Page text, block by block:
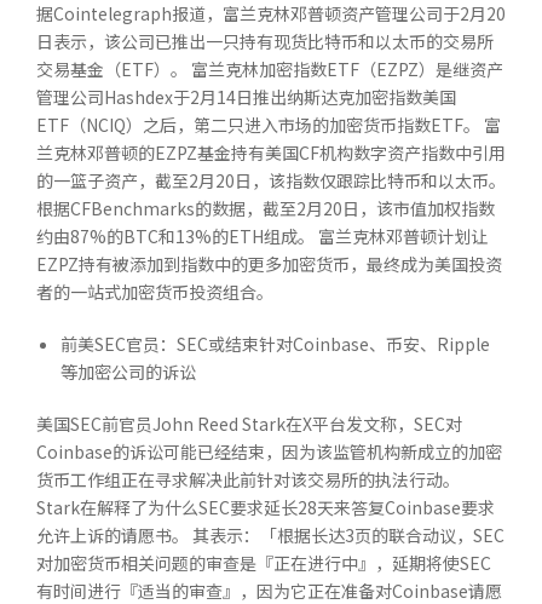
据Cointelegraph报道，富兰克林邓普顿资产管理公司于2月20
日表示，该公司已推出一只持有现货比特币和以太币的交易所
交易基金（ETF）。 富兰克林加密指数ETF（EZPZ）是继资产
管理公司Hashdex于2月14日推出纳斯达克加密指数美国
ETF（NCIQ）之后，第二只进入市场的加密货币指数ETF。 富
兰克林邓普顿的EZPZ基金持有美国CF机构数字资产指数中引用
的一篮子资产，截至2月20日，该指数仅跟踪比特币和以太币。
根据CFBenchmarks的数据，截至2月20日，该市值加权指数
约由87%的BTC和13%的ETH组成。 富兰克林邓普顿计划让
EZPZ持有被添加到指数中的更多加密货币，最终成为美国投资
者的一站式加密货币投资组合。
前美SEC官员：SEC或结束针对Coinbase、币安、Ripple
等加密公司的诉讼
美国SEC前官员John Reed Stark在X平台发文称，SEC对
Coinbase的诉讼可能已经结束，因为该监管机构新成立的加密
货币工作组正在寻求解决此前针对该交易所的执法行动。
Stark在解释了为什么SEC要求延长28天来答复Coinbase要求
允许上诉的请愿书。 其表示：「根据长达3页的联合动议，SEC
对加密货币相关问题的审查是『正在进行中』，延期将使SEC
有时间进行『适当的审查』，因为它正在准备对Coinbase请愿